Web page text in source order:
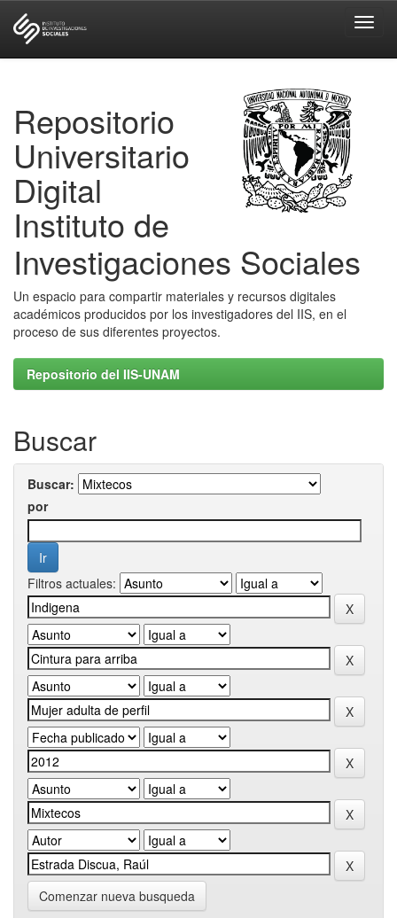
Repositorio
Universitario
Digital
Instituto de
Investigaciones Sociales
Un espacio para compartir materiales y recursos digitales
académicos producidos por los investigadores del IIS, en el
proceso de sus diferentes proyectos.
Repositorio del IIS-UNAM
Buscar
Buscar:
por
Filtros actuales:
Comenzar nueva busqueda